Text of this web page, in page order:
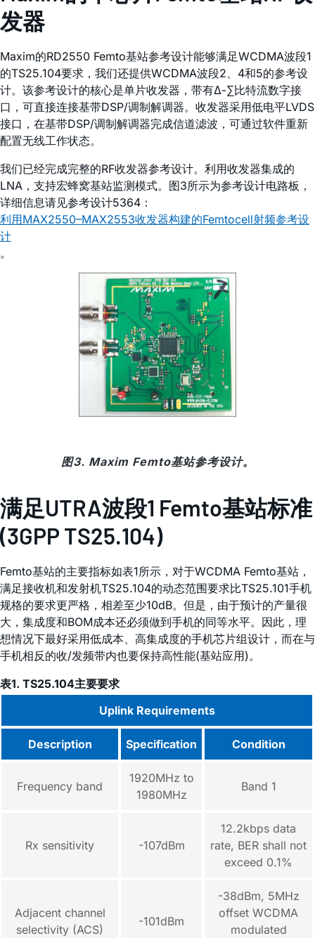
发器
Maxim的RD2550 Femto基站参考设计能够满足WCDMA波段1
的TS25.104要求，我们还提供WCDMA波段2、4和5的参考设
计。该参考设计的核心是单片收发器，带有Δ-∑比特流数字接
口，可直接连接基带DSP/调制解调器。收发器采用低电平LVDS
接口，在基带DSP/调制解调器完成信道滤波，可通过软件重新
配置无线工作状态。
我们已经完成完整的RF收发器参考设计。利用收发器集成的
LNA，支持宏蜂窝基站监测模式。图3所示为参考设计电路板，
详细信息请见参考设计5364：
利用MAX2550–MAX2553收发器构建的Femtocell射频参考设
计
。
图3. Maxim Femto基站参考设计。
满足UTRA波段1 Femto基站标准
(3GPP TS25.104)
Femto基站的主要指标如表1所示，对于WCDMA Femto基站，
满足接收机和发射机TS25.104的动态范围要求比TS25.101手机
规格的要求更严格，相差至少10dB。但是，由于预计的产量很
大，集成度和BOM成本还必须做到手机的同等水平。因此，理
想情况下最好采用低成本、高集成度的手机芯片组设计，而在与
手机相反的收/发频带内也要保持高性能(基站应用)。
表1. TS25.104主要要求
Uplink Requirements
Description Specification Condition
Frequency band
1920MHz to
1980MHz
Band 1
Rx sensitivity -107dBm
12.2kbps data
rate, BER shall not
exceed 0.1%
Adjacent channel
selectivity (ACS)
-101dBm
-38dBm, 5MHz
offset WCDMA
modulated